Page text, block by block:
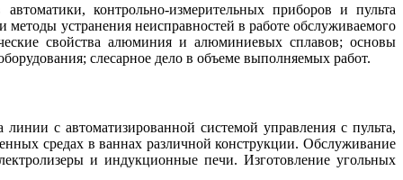
контрольно-измерительных приборов и пульта
устранения неисправностей в работе обслуживаемого
свойства алюминия и алюминиевых сплавов; основы
слесарное дело в объеме выполняемых работ.
с автоматизированной системой управления с пульта,
средах в ваннах различной конструкции. Обслуживание
и индукционные печи. Изготовление угольных